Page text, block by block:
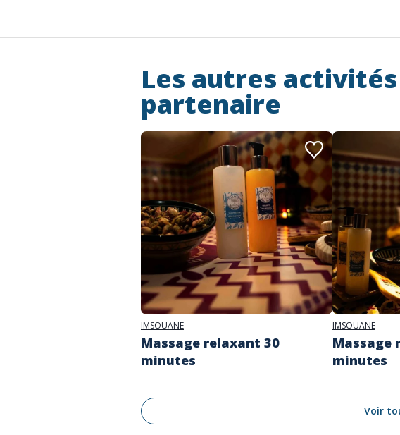
Les autres
partenaire
IMSOUANE
Massage relaxant 30
minutes
IMSOUANE
Massage
minutes
Voir